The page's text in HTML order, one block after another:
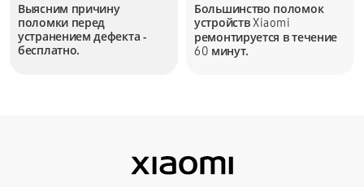
Выясним причину
поломки перед
устранением дефекта -
бесплатно.
Большинство поломок
устройствXiaomi
ремонтируется в течение
60 минут.